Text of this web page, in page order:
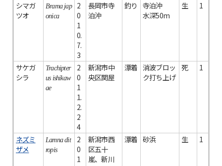
シマガ
ツオ
Brama jap
onica
2
0
1
0.
7.
3
長岡市寺
泊沖
釣り
寺泊沖
水深50m
生 1
サケガ
シラ
Trachipter
us ishikaw
ae
2
0
1
1.
2.
2
4
新潟市中
央区関屋
漂着 消波ブロッ
ク打ち上げ
死 1
ネズミ
ザメ
Lamna dit
ropis
2
0
1
新潟市西
区五十
嵐、新川
漂着 砂浜 生 1